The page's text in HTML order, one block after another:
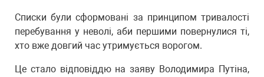
Списки були сформовані за принципом тривалості
перебування у неволі, аби першими повернулися ті,
хто вже довгий час утримується ворогом.
Це стало відповіддю на заяву Володимира Путіна,